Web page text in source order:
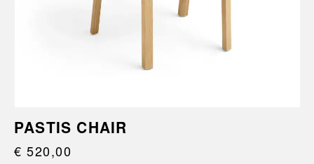
PASTIS CHAIR
€ 520,00